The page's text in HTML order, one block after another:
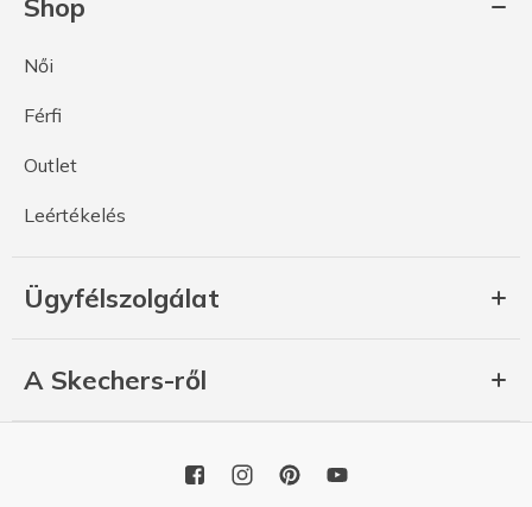
Női
Férfi
Outlet
Leértékelés
Ügyfélszolgálat
A Skechers-ről